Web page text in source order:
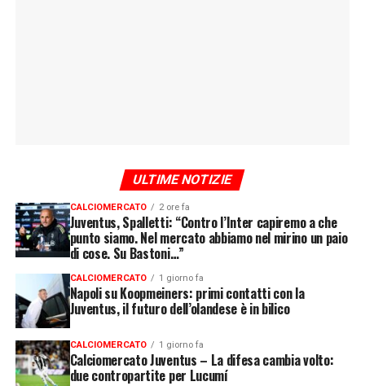
ULTIME NOTIZIE
CALCIOMERCATO 2 ore fa
Juventus, Spalletti: “Contro l’Inter capiremo a che
punto siamo. Nel mercato abbiamo nel mirino un paio
di cose. Su Bastoni…”
CALCIOMERCATO 1 giorno fa
Napoli su Koopmeiners: primi contatti con la
Juventus, il futuro dell’olandese è in bilico
CALCIOMERCATO 1 giorno fa
Calciomercato Juventus – La difesa cambia volto:
due contropartite per Lucumí